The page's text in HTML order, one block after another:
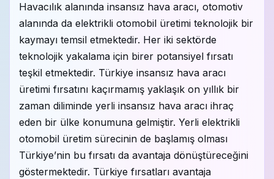
Havacılık alanında insansız hava aracı, otomotiv
alanında da elektrikli otomobil üretimi teknolojik bir
kaymayı temsil etmektedir. Her iki sektörde
teknolojik yakalama için birer potansiyel fırsatı
teşkil etmektedir. Türkiye insansız hava aracı
üretimi fırsatını kaçırmamış yaklaşık on yıllık bir
zaman diliminde yerli insansız hava aracı ihraç
eden bir ülke konumuna gelmiştir. Yerli elektrikli
otomobil üretim sürecinin de başlamış olması
Türkiye’nin bu fırsatı da avantaja dönüştüreceğini
göstermektedir. Türkiye fırsatları avantaja